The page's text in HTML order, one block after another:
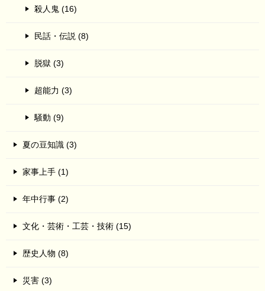
殺人鬼 (16)
民話・伝説 (8)
脱獄 (3)
超能力 (3)
騒動 (9)
夏の豆知識 (3)
家事上手 (1)
年中行事 (2)
文化・芸術・工芸・技術 (15)
歴史人物 (8)
災害 (3)